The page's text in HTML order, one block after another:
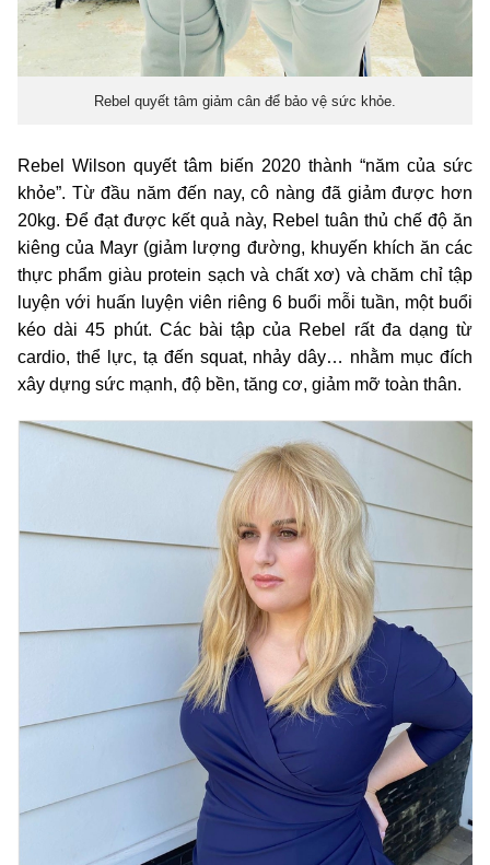
Rebel quyết tâm giảm cân để bảo vệ sức khỏe.
Rebel Wilson quyết tâm biến 2020 thành “năm của sức
khỏe”. Từ đầu năm đến nay, cô nàng đã giảm được hơn
20kg. Để đạt được kết quả này, Rebel tuân thủ chế độ ăn
kiêng của Mayr (giảm lượng đường, khuyến khích ăn các
thực phẩm giàu protein sạch và chất xơ) và chăm chỉ tập
luyện với huấn luyện viên riêng 6 buổi mỗi tuần, một buổi
kéo dài 45 phút. Các bài tập của Rebel rất đa dạng từ
cardio, thể lực, tạ đến squat, nhảy dây… nhằm mục đích
xây dựng sức mạnh, độ bền, tăng cơ, giảm mỡ toàn thân.